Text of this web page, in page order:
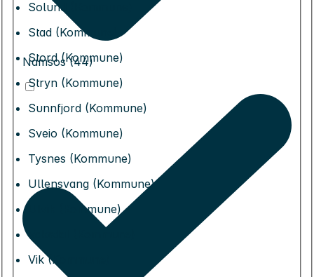
Solund (Kommune)
Stad (Kommune)
Stord (Kommune)
Stryn (Kommune)
Sunnfjord (Kommune)
Sveio (Kommune)
Tysnes (Kommune)
Ullensvang (Kommune)
Ulvik (Kommune)
Vaksdal (Kommune)
Vik (Kommune)
Namsos (44)